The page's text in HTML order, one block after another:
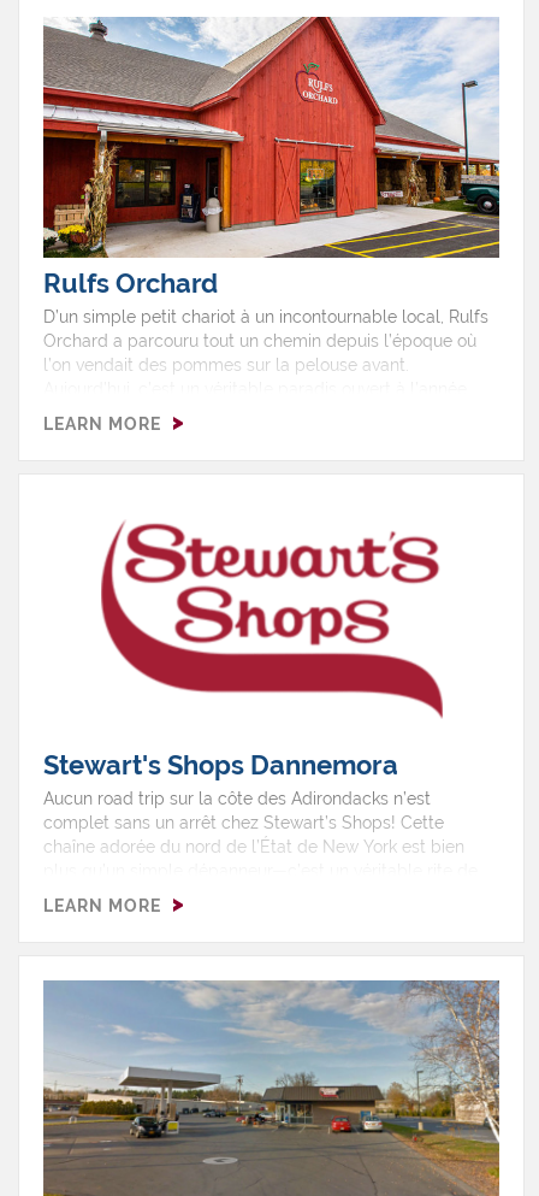
Rulfs Orchard
D’un simple petit chariot à un incontournable local, Rulfs
Orchard a parcouru tout un chemin depuis l’époque où
l’on vendait des pommes sur la pelouse avant.
avec plus de 15 variétés de fruits et légumes frais, 8
produits, et une boulangerie qui sent le bonheur sucré —
l’automne, perdez-vous (volontairement!) dans leur
champ de citrouilles, labyrinthe de maïs et verger de
pommes à cueillir. Que vous veniez pour les récoltes ou
pour le plaisir, Rulfs, c’est l’endroit parfait à découvrir.
LEARN MORE
Stewart's Shops Dannemora
Aucun road trip sur la côte des Adirondacks n’est
complet sans un arrêt chez Stewart’s Shops! Cette
chaîne adorée du nord de l’État de New York est bien
passage. Faites le plein (pour votre voiture et vos
primée, et parcourez les étagères à la recherche de
régionales uniques.
LEARN MORE